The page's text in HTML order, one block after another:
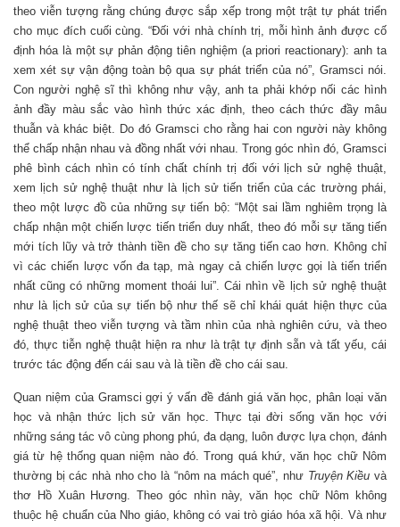
theo viễn tượng rằng chúng được sắp xếp trong một trật tự phát triển
cho mục đích cuối cùng. “Đối với nhà chính trị, mỗi hình ảnh được cố
định hóa là một sự phản động tiên nghiệm (a priori reactionary): anh ta
xem xét sự vận động toàn bộ qua sự phát triển của nó”, Gramsci nói.
Con người nghệ sĩ thì không như vậy, anh ta phải khớp nối các hình
ảnh đầy màu sắc vào hình thức xác định, theo cách thức đầy mâu
thuẫn và khác biệt. Do đó Gramsci cho rằng hai con người này không
thể chấp nhận nhau và đồng nhất với nhau. Trong góc nhìn đó, Gramsci
phê bình cách nhìn có tính chất chính trị đối với lịch sử nghệ thuật,
xem lịch sử nghệ thuật như là lịch sử tiến triển của các trường phái,
theo một lược đồ của những sự tiến bộ: “Một sai lầm nghiêm trọng là
chấp nhận một chiến lược tiến triển duy nhất, theo đó mỗi sự tăng tiến
mới tích lũy và trở thành tiền đề cho sự tăng tiến cao hơn. Không chỉ
vì các chiến lược vốn đa tạp, mà ngay cả chiến lược gọi là tiến triển
nhất cũng có những moment thoái lui”. Cái nhìn về lịch sử nghệ thuật
như là lịch sử của sự tiến bộ như thế sẽ chỉ khái quát hiện thực của
nghệ thuật theo viễn tượng và tầm nhìn của nhà nghiên cứu, và theo
đó, thực tiễn nghệ thuật hiện ra như là trật tự định sẵn và tất yếu, cái
trước tác động đến cái sau và là tiền đề cho cái sau.
Quan niệm của Gramsci gợi ý vấn đề đánh giá văn học, phân loại văn
học và nhận thức lịch sử văn học. Thực tại đời sống văn học với
những sáng tác vô cùng phong phú, đa dạng, luôn được lựa chọn, đánh
giá từ hệ thống quan niệm nào đó. Trong quá khứ, văn học chữ Nôm
thường bị các nhà nho cho là “nôm na mách qué”, như Truyện Kiều và
thơ Hồ Xuân Hương. Theo góc nhìn này, văn học chữ Nôm không
thuộc hệ chuẩn của Nho giáo, không có vai trò giáo hóa xã hội. Và như